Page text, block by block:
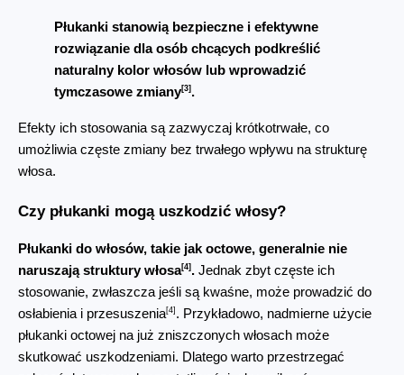
Płukanki stanowią bezpieczne i efektywne
rozwiązanie dla osób chcących podkreślić
naturalny kolor włosów lub wprowadzić
tymczasowe zmiany[3] .
Efekty ich stosowania są zazwyczaj krótkotrwałe, co
umożliwia częste zmiany bez trwałego wpływu na strukturę
włosa.
Czy płukanki mogą uszkodzić włosy?
Płukanki do włosów, takie jak octowe, generalnie nie
naruszają struktury włosa[4] . Jednak zbyt częste ich
stosowanie, zwłaszcza jeśli są kwaśne, może prowadzić do
osłabienia i przesuszenia[4] . Przykładowo, nadmierne użycie
płukanki octowej na już zniszczonych włosach może
skutkować uszkodzeniami. Dlatego warto przestrzegać